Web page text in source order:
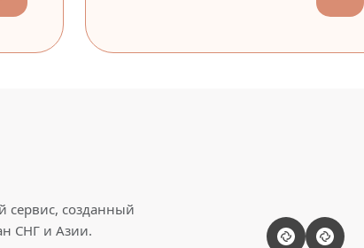
сервис, созданный
СНГ и Азии.